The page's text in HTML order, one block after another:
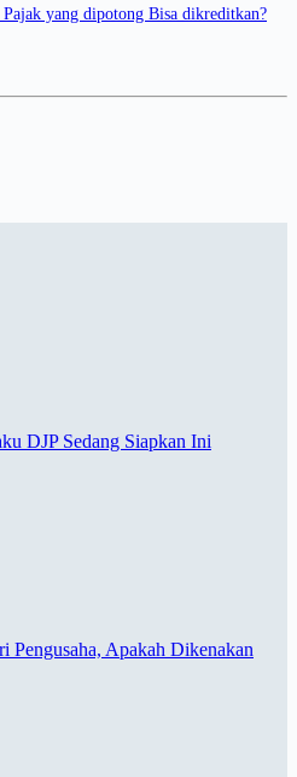
Pajak yang dipotong Bisa dikreditkan?
DJP Sedang Siapkan Ini
Pengusaha, Apakah Dikenakan